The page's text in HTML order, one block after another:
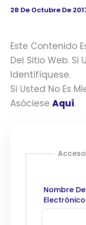
28 De Octubre De
Este Contenido
Del Sitio Web. Si
Identifíquese.
Si Usted No Es
Asóciese Aquí.
Nombre
Electrónico